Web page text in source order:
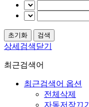
상세검색닫기
최근검색어
최근검색어 옵션
전체삭제
자동저장끄기